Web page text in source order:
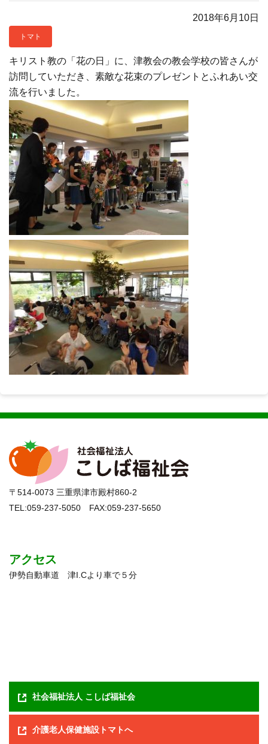
2018年6月10日
トマト
キリスト教の「花の日」に、津教会の教会学校の皆さんが
訪問していただき、素敵な花束のプレゼントとふれあい交
流を行いました。
〒514-0073 三重県津市殿村860-2
TEL:059-237-5050 FAX:059-237-5650
アクセス
伊勢自動車道 津I.Cより車で５分
社会福祉法人 こしば福祉会
介護老人保健施設トマトへ